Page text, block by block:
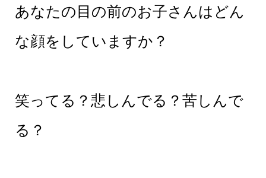
あなたの目の前のお子さんはどん
な顔をしていますか？
笑ってる？悲しんでる？苦しんで
る？